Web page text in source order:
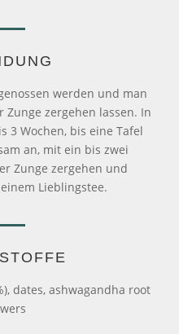
werden und man
zergehen lassen. In
3 Wochen, bis eine Tafel
an, mit ein bis zwei
Zunge zergehen und
Lieblingstee.
dates, ashwagandha root